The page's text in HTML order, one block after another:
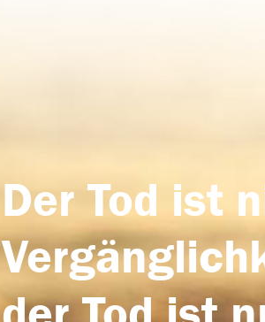
Der Tod ist